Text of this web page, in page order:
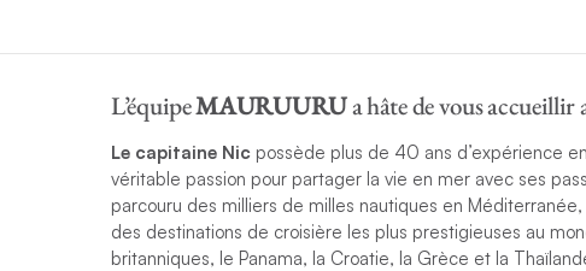
L’équipeMAURUURUa hâte de vous accueillir
Le capitaine Nic possède plus de 40 ans d’expérience
véritable passion pour partager la vie en mer avec ses
parcouru des milliers de milles nautiques en
des destinations de croisière les plus prestigieuses au
britanniques, le Panama, la Croatie, la Grèce et la